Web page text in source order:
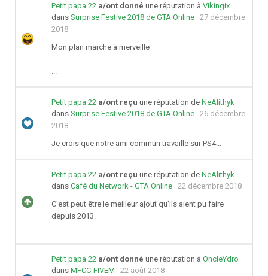
Petit papa 22 a/ont donné une réputation à Vikingix
dans Surprise Festive 2018 de GTA Online 27 décembre
2018
Mon plan marche à merveille
...
Petit papa 22 a/ont reçu une réputation de NeAlithyk
dans Surprise Festive 2018 de GTA Online 26 décembre
2018
Je crois que notre ami commun travaille sur PS4...
Petit papa 22 a/ont reçu une réputation de NeAlithyk
dans Café du Network - GTA Online 22 décembre 2018
C'est peut être le meilleur ajout qu'ils aient pu faire
depuis 2013.
...
Petit papa 22 a/ont donné une réputation à OncleYdro
dans MFCC-FIVEM
22 août 2018